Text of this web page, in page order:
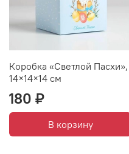
Коробка «Светлой Пасхи»,
14×14×14 см
180 ₽
В корзину